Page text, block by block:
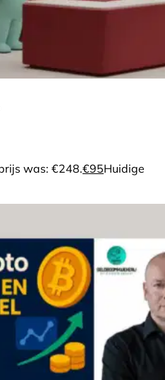
was: €248.€95Huidige